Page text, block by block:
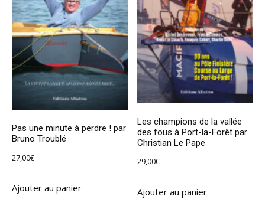
Pas une minute à perdre ! par
Bruno Troublé
27,00€
Ajouter au panier
Les champions de la vallée
des fous à Port-la-Forêt par
Christian Le Pape
29,00€
Ajouter au panier